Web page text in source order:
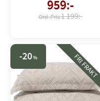
959:-
1 199:-
20% FRI FRAKT